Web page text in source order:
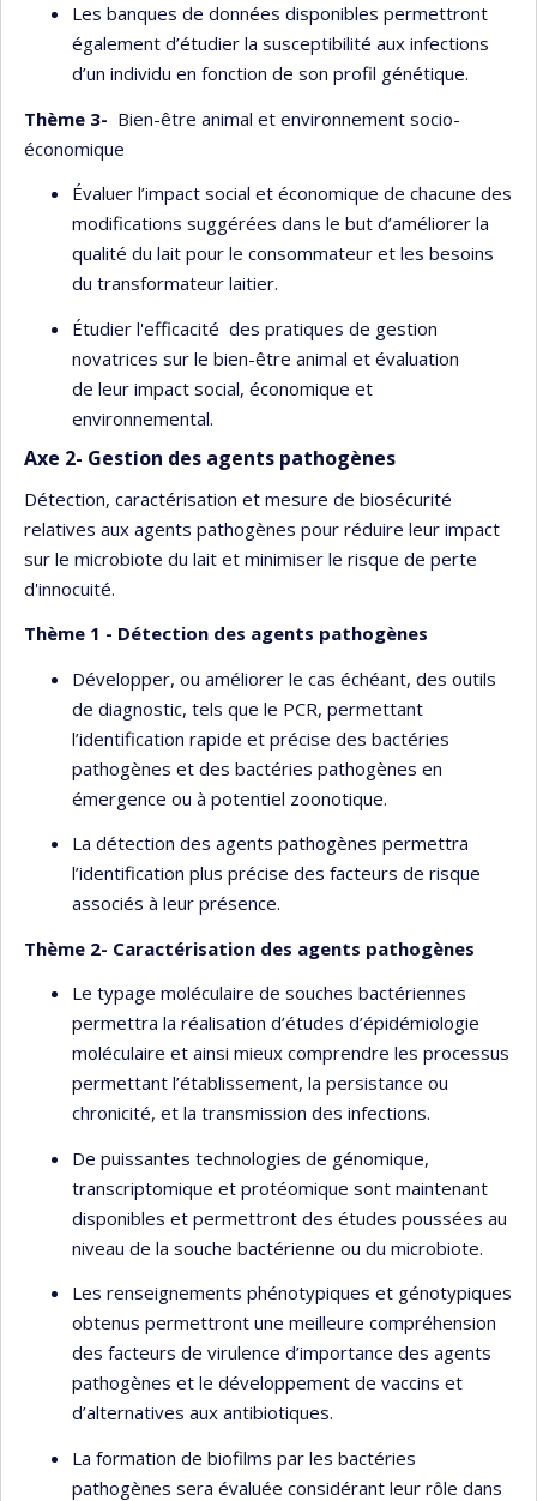
Les banques de données disponibles permettront
également d’étudier la susceptibilité aux infections
d’un individu en fonction de son profil génétique.
Thème 3- Bien-être animal et environnement socio-
économique
Évaluer l’impact social et économique de chacune des
modifications suggérées dans le but d’améliorer la
qualité du lait pour le consommateur et les besoins
du transformateur laitier.
Étudier l'efficacité des pratiques de gestion
novatrices sur le bien-être animal et évaluation
de leur impact social, économique et
environnemental.
Axe 2- Gestion des agents pathogènes
Détection, caractérisation et mesure de biosécurité
relatives aux agents pathogènes pour réduire leur impact
sur le microbiote du lait et minimiser le risque de perte
d'innocuité.
Thème 1 - Détection des agents pathogènes
Développer, ou améliorer le cas échéant, des outils
de diagnostic, tels que le PCR, permettant
l’identification rapide et précise des bactéries
pathogènes et des bactéries pathogènes en
émergence ou à potentiel zoonotique.
La détection des agents pathogènes permettra
l’identification plus précise des facteurs de risque
associés à leur présence.
Thème 2- Caractérisation des agents pathogènes
Le typage moléculaire de souches bactériennes
permettra la réalisation d’études d’épidémiologie
moléculaire et ainsi mieux comprendre les processus
permettant l’établissement, la persistance ou
chronicité, et la transmission des infections.
De puissantes technologies de génomique,
transcriptomique et protéomique sont maintenant
disponibles et permettront des études poussées au
niveau de la souche bactérienne ou du microbiote.
Les renseignements phénotypiques et génotypiques
obtenus permettront une meilleure compréhension
des facteurs de virulence d’importance des agents
pathogènes et le développement de vaccins et
d’alternatives aux antibiotiques.
La formation de biofilms par les bactéries
pathogènes sera évaluée considérant leur rôle dans